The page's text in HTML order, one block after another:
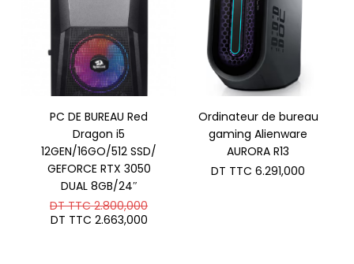
PC DE BUREAU Red
Dragon i5
12GEN/16GO/512 SSD/
GEFORCE RTX 3050
DUAL 8GB/24″
DT TTC2.800,000Le
DT TTC 2.663,000Le
Ordinateur de bureau
gaming Alienware
AURORA R13
DT TTC 6.291,000